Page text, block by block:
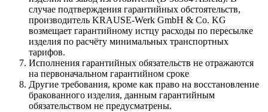
случае подтверждения гарантийных обстоятельств,
производитель KRAUSE-Werk GmbH & Со. KG
возмещает гарантийному истцу расходы по пересылке
изделия по расчёту минимальных транспортных
тарифов.
Исполнения гарантийных обязательств не отражаются
на первоначальном гарантийном сроке
Другие требования, кроме как право на восстановление
бракованного изделия, данным гарантийным
обязательством не предусматрены.